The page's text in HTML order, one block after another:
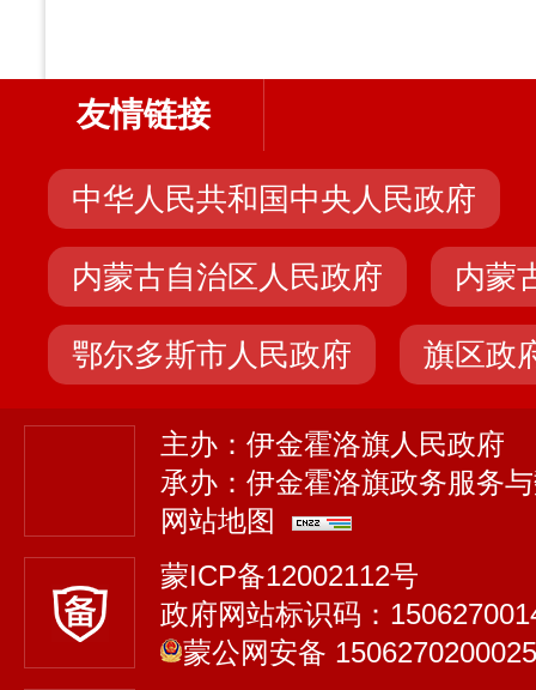
友情链接
中华人民共和国中央人民政府
内蒙古自治区人民政府 内蒙
鄂尔多斯市人民政府 旗区政
主办：伊金霍洛旗人民政府
承办：伊金霍洛旗政务服务
网站地图
蒙ICP备12002112号
政府网站标识码：
蒙公网安备